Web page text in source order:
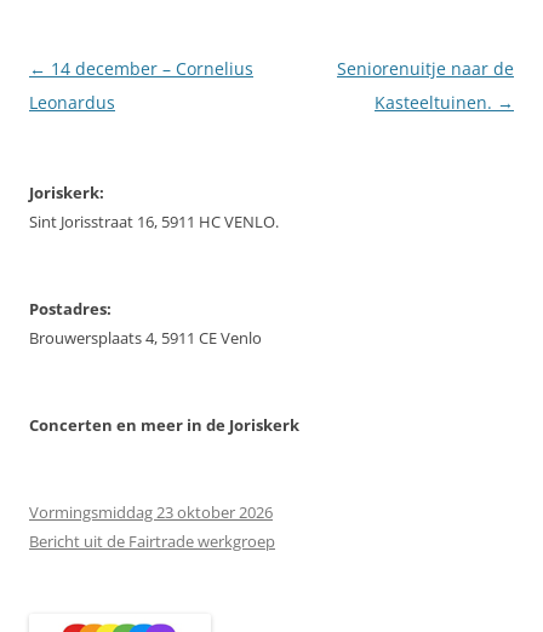
Berichtnavigatie
← 14 december – Cornelius
Leonardus
Seniorenuitje naar de
Kasteeltuinen. →
Joriskerk:
Sint Jorisstraat 16, 5911 HC VENLO.
Postadres:
Brouwersplaats 4, 5911 CE Venlo
Concerten en meer in de Joriskerk
Vormingsmiddag 23 oktober 2026
Bericht uit de Fairtrade werkgroep